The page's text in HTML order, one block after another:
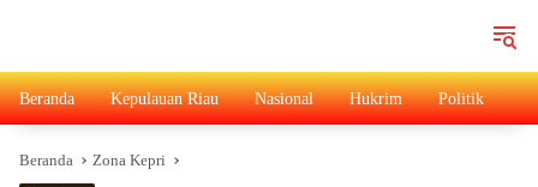
Beranda Kepulauan Riau Nasional Hukrim Politik
Beranda Zona Kepri